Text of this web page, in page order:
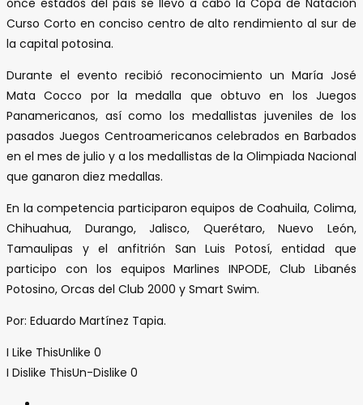
Curso Corto en conciso centro de alto rendimiento al sur de
la capital potosina.
Durante el evento recibió reconocimiento un María José
Mata Cocco por la medalla que obtuvo en los Juegos
Panamericanos, así como los medallistas juveniles de los
pasados Juegos Centroamericanos celebrados en Barbados
en el mes de julio y a los medallistas de la Olimpiada Nacional
que ganaron diez medallas.
En la competencia participaron equipos de Coahuila, Colima,
Chihuahua, Durango, Jalisco, Querétaro, Nuevo León,
Tamaulipas y el anfitrión San Luis Potosí, entidad que
participo con los equipos Marlines INPODE, Club Libanés
Potosino, Orcas del Club 2000 y Smart Swim.
Por: Eduardo Martínez Tapia.
I Like ThisUnlike 0
I Dislike ThisUn-Dislike 0